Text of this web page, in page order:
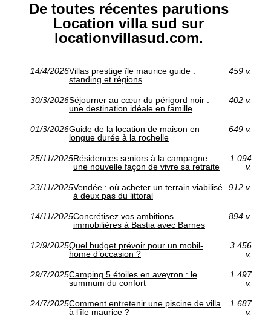
De toutes récentes parutions
Location villa sud sur
locationvillasud.com.
14/4/2026Villas prestige île maurice guide :
standing et régions
459 v.
30/3/2026Séjourner au cœur du périgord noir :
une destination idéale en famille
402 v.
01/3/2026Guide de la location de maison en
longue durée à la rochelle
649 v.
25/11/2025Résidences seniors à la campagne :
une nouvelle façon de vivre sa retraite
1 094
v.
23/11/2025Vendée : où acheter un terrain viabilisé
à deux pas du littoral
912 v.
14/11/2025Concrétisez vos ambitions
immobilières à Bastia avec Barnes
894 v.
12/9/2025Quel budget prévoir pour un mobil-
home d’occasion ?
3 456
v.
29/7/2025Camping 5 étoiles en aveyron : le
summum du confort
1 497
v.
24/7/2025Comment entretenir une piscine de villa
à l’île maurice ?
1 687
v.